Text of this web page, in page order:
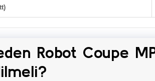
Robot Coupe